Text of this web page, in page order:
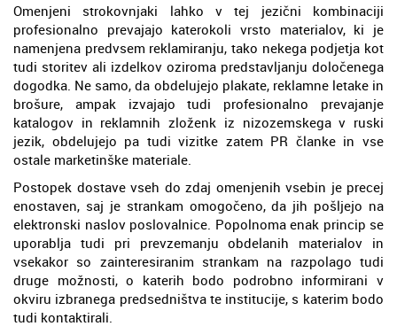
Omenjeni strokovnjaki lahko v tej jezični kombinaciji
profesionalno prevajajo katerokoli vrsto materialov, ki je
namenjena predvsem reklamiranju, tako nekega podjetja kot
tudi storitev ali izdelkov oziroma predstavljanju določenega
dogodka. Ne samo, da obdelujejo plakate, reklamne letake in
brošure, ampak izvajajo tudi profesionalno prevajanje
katalogov in reklamnih zloženk iz nizozemskega v ruski
jezik, obdelujejo pa tudi vizitke zatem PR članke in vse
ostale marketinške materiale.
Postopek dostave vseh do zdaj omenjenih vsebin je precej
enostaven, saj je strankam omogočeno, da jih pošljejo na
elektronski naslov poslovalnice. Popolnoma enak princip se
uporablja tudi pri prevzemanju obdelanih materialov in
vsekakor so zainteresiranim strankam na razpolago tudi
druge možnosti, o katerih bodo podrobno informirani v
okviru izbranega predsedništva te institucije, s katerim bodo
tudi kontaktirali.